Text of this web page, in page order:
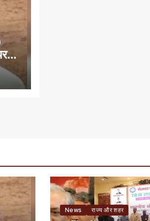
News राज्य और शहर